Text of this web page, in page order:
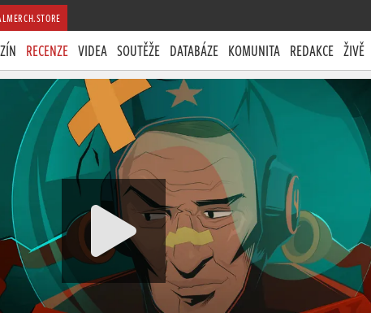
RECENZE VIDEA SOUTĚŽE DATABÁZE KOMUNITA REDAKCE ŽIVĚ